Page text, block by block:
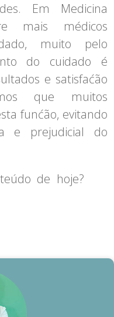
Em Medicina
mais médicos
muito pelo
do cuidado é
e satisfaćão
que muitos
funćão, evitando
e prejudicial do
de hoje?